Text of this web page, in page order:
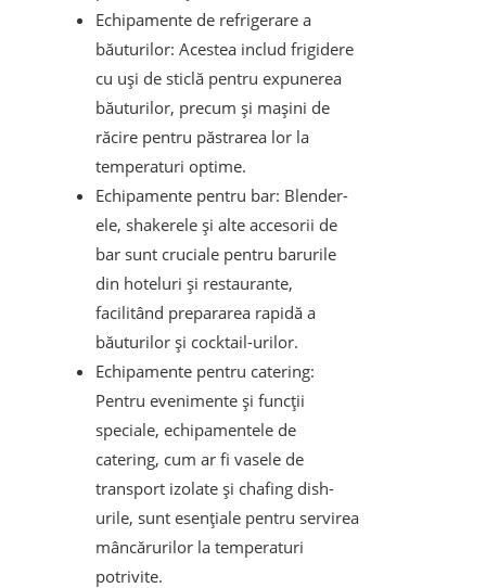
Echipamente de refrigerare a
băuturilor: Acestea includ frigidere
cu uși de sticlă pentru expunerea
băuturilor, precum și mașini de
răcire pentru păstrarea lor la
temperaturi optime.
Echipamente pentru bar: Blender-
ele, shakerele și alte accesorii de
bar sunt cruciale pentru barurile
din hoteluri și restaurante,
facilitând prepararea rapidă a
băuturilor și cocktail-urilor.
Echipamente pentru catering:
Pentru evenimente și funcții
speciale, echipamentele de
catering, cum ar fi vasele de
transport izolate și chafing dish-
urile, sunt esențiale pentru servirea
mâncărurilor la temperaturi
potrivite.